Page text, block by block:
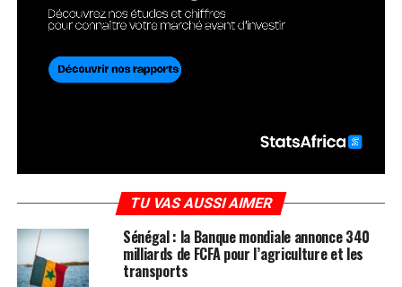
TU VAS AUSSI AIMER
Sénégal : la Banque mondiale annonce 340
milliards de FCFA pour l’agriculture et les
transports